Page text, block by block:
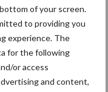
of your screen.
to providing you
experience. The
for the following
or access
and content,
nieuws